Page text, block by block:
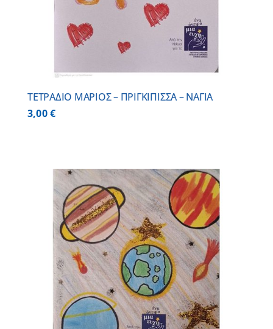
ΤΕΤΡΑΔΙΟ ΜΑΡΙΟΣ – ΠΡΙΓΚΙΠΙΣΣΑ – ΝΑΓΙΑ
3,00€